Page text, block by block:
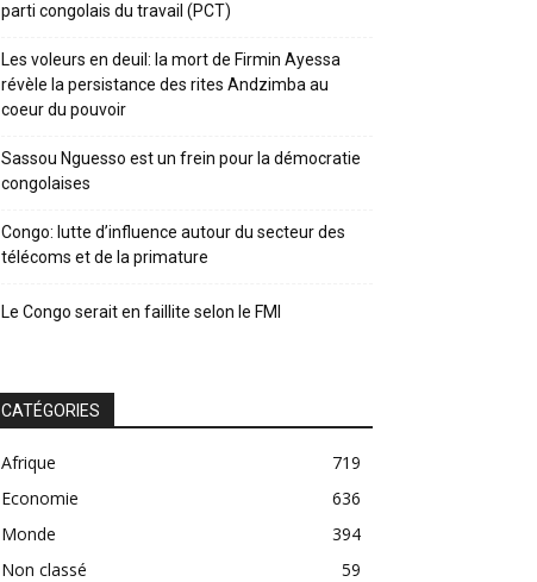
parti congolais du travail (PCT)
Les voleurs en deuil: la mort de Firmin Ayessa
révèle la persistance des rites Andzimba au
coeur du pouvoir
Sassou Nguesso est un frein pour la démocratie
congolaises
Congo: lutte d’influence autour du secteur des
télécoms et de la primature
Le Congo serait en faillite selon le FMI
CATÉGORIES
Afrique
719
Economie
636
Monde
394
Non classé
59